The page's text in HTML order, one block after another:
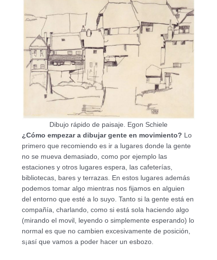
Dibujo rápido de paisaje. Egon Schiele
¿Cómo empezar a dibujar gente en movimiento? Lo
primero que recomiendo es ir a lugares donde la gente
no se mueva demasiado, como por ejemplo las
estaciones y otros lugares espera, las cafeterías,
bibliotecas, bares y terrazas. En estos lugares además
podemos tomar algo mientras nos fijamos en alguien
del entorno que esté a lo suyo. Tanto si la gente está en
compañía, charlando, como si está sola haciendo algo
(mirando el movil, leyendo o simplemente esperando) lo
normal es que no cambien excesivamente de posición,
s¡así que vamos a poder hacer un esbozo.